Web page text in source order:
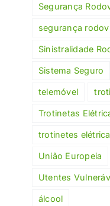
Segurança
segurança
Sinistralidade
Sistema Seguro
telemóvel
Trotinetas
trotinetes
União Europeia
Utentes
álcool